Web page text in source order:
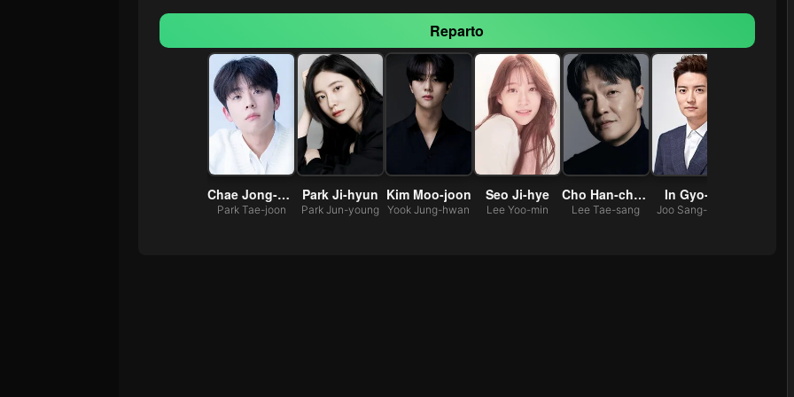
Reparto
Chae Jong-hyeop
Park Tae-joon
Park Ji-hyun
Park Jun-young
Kim Moo-joon
Yook Jung-hwan
Seo Ji-hye
Lee Yoo-min
Cho Han-cheul
Lee Tae-sang
In Gyo-jin
Joo Sang-hyun